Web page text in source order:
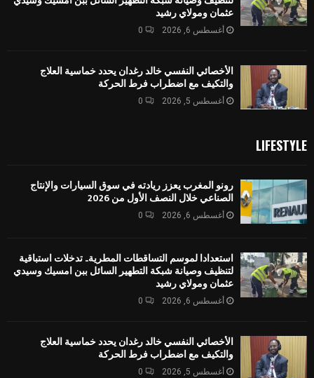
عثمان ومولاي رشيد
أغسطس 6, 2026 0
الأخصائي النفسي خالد رغدان يحدد خماسية العلاج
والتكيف مع اضطراب فرط الحركة
أغسطس 5, 2026 0
LIFESTYLE
رونو المغرب يعزز ريادته في سوق السيارات والإنتاج
الصناعي خلال النصف الأول من 2026
أغسطس 6, 2026 0
استعدادا لموسم التساقطات المطرية.. تدخلات استباقية
لتنظيف وصيانة شبكة التطهير السائل ببن امسيك وسيدي
عثمان ومولاي رشيد
أغسطس 6, 2026 0
الأخصائي النفسي خالد رغدان يحدد خماسية العلاج
والتكيف مع اضطراب فرط الحركة
أغسطس 5, 2026 0